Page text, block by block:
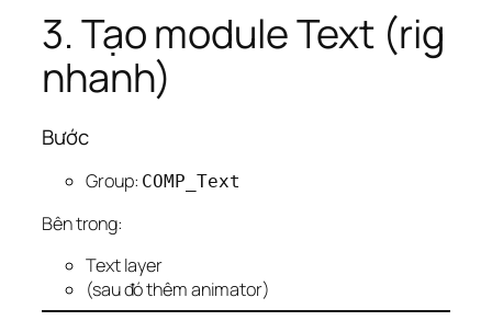
3. Tạo module Text (rig
nhanh)
Bước
Group: COMP_Text
Bên trong:
Text layer
(sau đó thêm animator)